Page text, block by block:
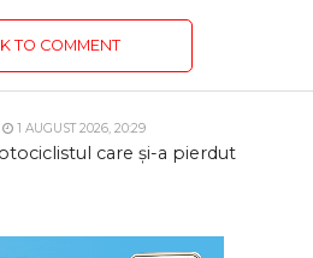
TO COMMENT
1 AUGUST 2026, 20:29
care și-a pierdut